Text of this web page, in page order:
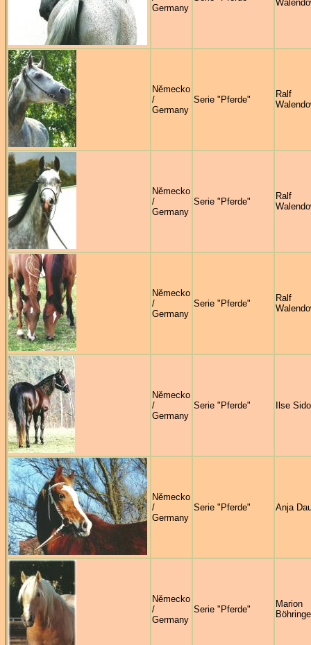
Germany
Německo
/
Germany
Serie "Pferde"
Ralf
Německo
/
Germany
Serie "Pferde"
Ralf
Německo
/
Germany
Serie "Pferde"
Ralf
Německo
/
Germany
Serie "Pferde" Ilse
Německo
/
Germany
Serie "Pferde" Anja
Německo
/
Germany
Serie "Pferde"
Marion